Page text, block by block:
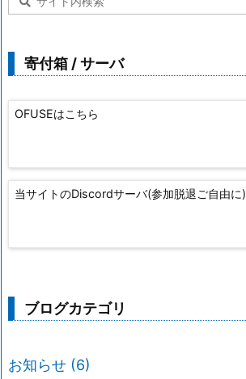
寄付箱 / サーバ
OFUSEはこちら
当サイトのDiscordサーバ(参加脱退ご自由に)
ブログカテゴリ
お知らせ (6)